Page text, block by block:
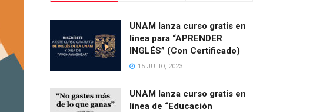
UNAM lanza curso gratis en
línea para “APRENDER
INGLÉS” (Con Certificado)
15 JULIO, 2023
UNAM lanza curso gratis en
línea de “Educación